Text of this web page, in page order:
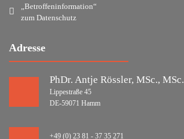
„Betroffeninformation“
zum Datenschutz
Adresse
PhDr. Antje Rössler, MSc., MSc.
Lippestraße 45
DE-59071 Hamm
+49 (0) 23 81 - 37 35 271